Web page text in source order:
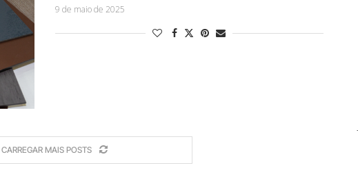
9 de maio de 2025
CARREGAR MAIS POSTS